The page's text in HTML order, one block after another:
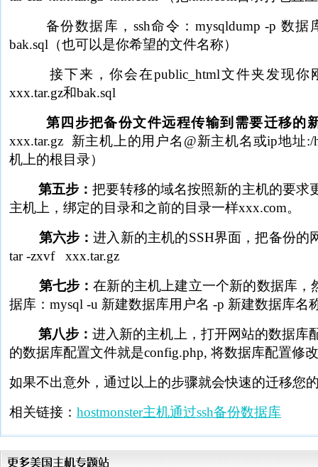
备份数据库，ssh命令：mysqldump -p 数据
bak.sql（也可以是你希望的文件名称）
接下来，你会在public_html文件夹发现你
xxx.tar.gz和bak.sql
第四步把备份文件远程传输到需要迁移的
xxx.tar.gz 新主机上的用户名@新主机名或ip地址:/
机上的根目录）
第五步：把要转移的域名按照新的主机的要求
主机上，绑定的目录和之前的目录一样xxx.com。
第六步：进入新的主机的SSH界面，把备份的
tar -zxvf xxx.tar.gz
第七步：在新的主机上建立一个新的数据库，
据库：mysql -u 新建数据库用户名 -p 新建数据库名
第八步：进入新的主机上，打开网站的数据库
的数据库配置文件就是config.php, 将数据库配置修
如果不出意外，通过以上的步骤就会快速的迁移您
相关链接： hostmonster主机通过ssh备份数据库